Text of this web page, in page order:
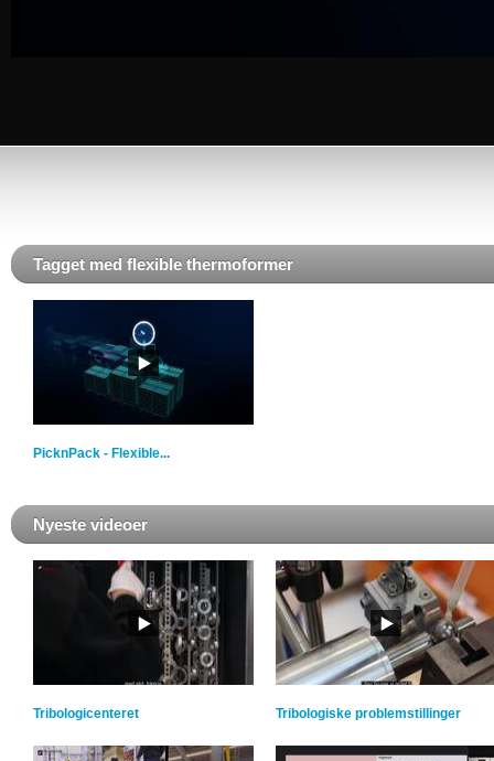
Tagget med flexible thermoformer
PicknPack - Flexible...
Nyeste videoer
Tribologicenteret Tribologiske problemstillinger